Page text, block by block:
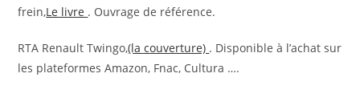
frein,Le livre . Ouvrage de référence.
RTA Renault Twingo,(la couverture) . Disponible à l’achat sur
les plateformes Amazon, Fnac, Cultura ….